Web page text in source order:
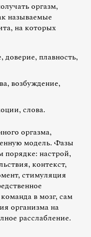
оргазм,
называемые
на которых
плавность,
возбуждение,
слова.
оргазма,
модель. Фазы
порядке: настрой,
контекст,
стимуляция
в мозг, сам
организма на
расслабление.